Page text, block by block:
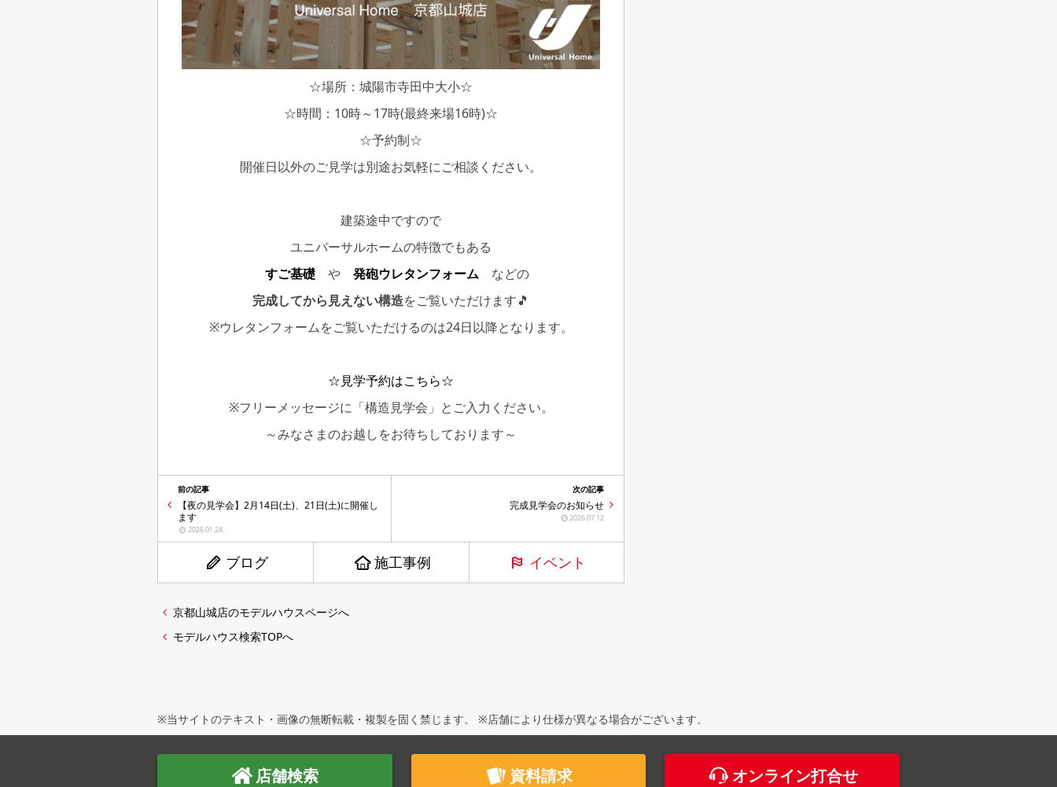
☆場所：城陽市寺田中大小☆
☆時間：10時～17時(最終来場16時)☆
☆予約制☆
開催日以外のご見学は別途お気軽にご相談ください。
建築途中ですので
ユニバーサルホームの特徴でもある
すご基礎 や 発砲ウレタンフォーム などの
完成してから見えない構造をご覧いただけます🎵
※ウレタンフォームをご覧いただけるのは24日以降となります。
☆見学予約はこちら☆
※フリーメッセージに「構造見学会」とご入力ください。
～みなさまのお越しをお待ちしております～
前の記事
【夜の見学会】2月14日(土)、21日(土)に開催し
ます
2026.01.24
次の記事
完成見学会のお知らせ
2026.07.12
ブログ 施工事例 イベント
京都山城店のモデルハウスページへ
モデルハウス検索TOPへ
※当サイトのテキスト・画像の無断転載・複製を固く禁じます。 ※店舗により仕様が異なる場合がございます。
店舗検索 資料請求 オンライン打合せ